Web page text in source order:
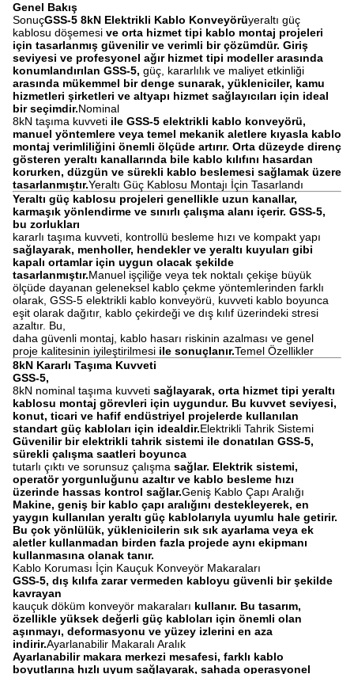
Genel Bakış
SonuçGSS-5 8kN Elektrikli Kablo Konveyörüyeraltı güç
kablosu döşemesi ve orta hizmet tipi kablo montaj projeleri
için tasarlanmış güvenilir ve verimli bir çözümdür. Giriş
seviyesi ve profesyonel ağır hizmet tipi modeller arasında
konumlandırılan GSS-5, güç, kararlılık ve maliyet etkinliği
arasında mükemmel bir denge sunarak, yükleniciler, kamu
hizmetleri şirketleri ve altyapı hizmet sağlayıcıları için ideal
bir seçimdir.Nominal
8kN taşıma kuvveti ile GSS-5 elektrikli kablo konveyörü,
manuel yöntemlere veya temel mekanik aletlere kıyasla kablo
montaj verimliliğini önemli ölçüde artırır. Orta düzeyde direnç
gösteren yeraltı kanallarında bile kablo kılıfını hasardan
korurken, düzgün ve sürekli kablo beslemesi sağlamak üzere
tasarlanmıştır.Yeraltı Güç Kablosu Montajı İçin Tasarlandı
Yeraltı güç kablosu projeleri genellikle uzun kanallar,
karmaşık yönlendirme ve sınırlı çalışma alanı içerir. GSS-5,
bu zorlukları
kararlı taşıma kuvveti, kontrollü besleme hızı ve kompakt yapı
sağlayarak, menholler, hendekler ve yeraltı kuyuları gibi
kapalı ortamlar için uygun olacak şekilde
tasarlanmıştır.Manuel işçiliğe veya tek noktalı çekişe büyük
ölçüde dayanan geleneksel kablo çekme yöntemlerinden farklı
olarak, GSS-5 elektrikli kablo konveyörü, kuvveti kablo boyunca
eşit olarak dağıtır, kablo çekirdeği ve dış kılıf üzerindeki stresi
azaltır. Bu,
daha güvenli montaj, kablo hasarı riskinin azalması ve genel
proje kalitesinin iyileştirilmesi ile sonuçlanır.Temel Özellikler
8kN Kararlı Taşıma Kuvveti
GSS-5,
8kN nominal taşıma kuvveti sağlayarak, orta hizmet tipi yeraltı
kablosu montaj görevleri için uygundur. Bu kuvvet seviyesi,
konut, ticari ve hafif endüstriyel projelerde kullanılan
standart güç kabloları için idealdir.Elektrikli Tahrik Sistemi
Güvenilir bir elektrikli tahrik sistemi ile donatılan GSS-5,
sürekli çalışma saatleri boyunca
tutarlı çıktı ve sorunsuz çalışma sağlar. Elektrik sistemi,
operatör yorgunluğunu azaltır ve kablo besleme hızı
üzerinde hassas kontrol sağlar.Geniş Kablo Çapı Aralığı
Makine, geniş bir kablo çapı aralığını destekleyerek, en
yaygın kullanılan yeraltı güç kablolarıyla uyumlu hale getirir.
Bu çok yönlülük, yüklenicilerin sık sık ayarlama veya ek
aletler kullanmadan birden fazla projede aynı ekipmanı
kullanmasına olanak tanır.
Kablo Koruması İçin Kauçuk Konveyör Makaraları
GSS-5, dış kılıfa zarar vermeden kabloyu güvenli bir şekilde
kavrayan
kauçuk döküm konveyör makaraları kullanır. Bu tasarım,
özellikle yüksek değerli güç kabloları için önemli olan
aşınmayı, deformasyonu ve yüzey izlerini en aza
indirir.Ayarlanabilir Makaralı Aralık
Ayarlanabilir makara merkezi mesafesi, farklı kablo
boyutlarına hızlı uyum sağlayarak, sahada operasyonel